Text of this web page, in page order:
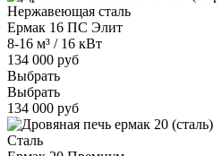
Нержавеющая сталь
Ермак 16 ПС Элит
8-16 м³ / 16 кВт
134 000 руб
Выбрать
Выбрать
134 000 руб
Сталь